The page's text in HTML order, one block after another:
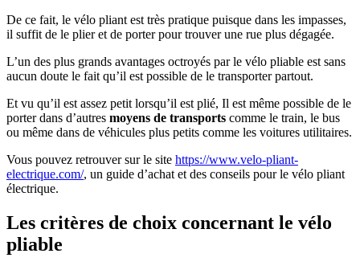
De ce fait, le vélo pliant est très pratique puisque dans les impasses,
il suffit de le plier et de porter pour trouver une rue plus dégagée.
L’un des plus grands avantages octroyés par le vélo pliable est sans
aucun doute le fait qu’il est possible de le transporter partout.
Et vu qu’il est assez petit lorsqu’il est plié, Il est même possible de le
porter dans d’autres moyens de transports comme le train, le bus
ou même dans de véhicules plus petits comme les voitures utilitaires.
Vous pouvez retrouver sur le site https://www.velo-pliant-
electrique.com/, un guide d’achat et des conseils pour le vélo pliant
électrique.
Les critères de choix concernant le vélo
pliable